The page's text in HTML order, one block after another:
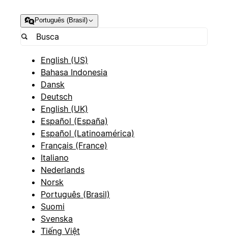
Português (Brasil)
English (US)
Bahasa Indonesia
Dansk
Deutsch
English (UK)
Español (España)
Español (Latinoamérica)
Français (France)
Italiano
Nederlands
Norsk
Português (Brasil)
Suomi
Svenska
Tiếng Việt